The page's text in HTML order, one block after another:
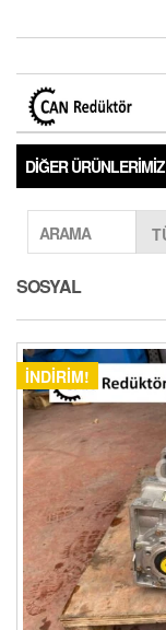
DIĞER ÜRÜNLERIMIZ
ARAMA
SOSYAL
İNDIRIM!